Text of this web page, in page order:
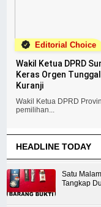
Editorial Choice
Wakil Ketua DPRD
Keras Orgen
Kuranji
Wakil Ketua DPRD
pemilihan...
HEADLINE TODAY
Satu
Tangkap